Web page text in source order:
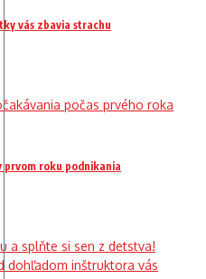
vás zbavia strachu
prvom roku podnikania